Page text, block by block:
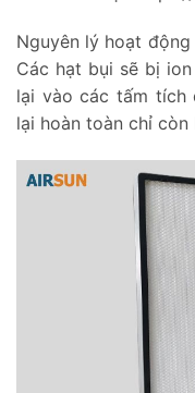
Nguyên lý hoạt
Các hạt bụi sẽ bị
lại vào các tấm tích
lại hoàn toàn chỉ